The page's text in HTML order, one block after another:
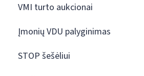
VMI turto aukcionai
Įmonių VDU palyginimas
STOP šešėliui